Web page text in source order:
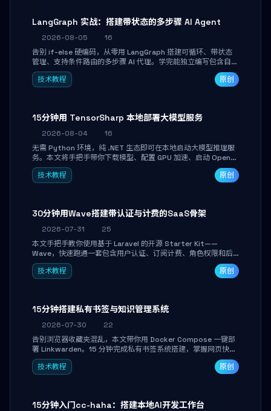
LangGraph 实战：搭建带状态的多步骤 AI Agent
2026-08-05
16
告别 if-else 硬编码，从零用 LangGraph 搭建可循环、带状态
管理、支持条件路由的多步骤 AI 代理。学完能独立编写包含自动
决策、工具调用和持久化状态的复杂工作流，并避开递归溢出、
状态丢失等常见坑点。
技术教程 原创
15分钟用 TensorSharp 本地部署大模型服务
2026-08-04
16
无需 Python 环境，纯 .NET 生态即可在本地启动大模型推理服
务。本文将手把手带你下载模型、配置 GPU 加速、启动 OpenAI
兼容 API，并在 C# 业务代码中无缝调用。数据不出网，零门槛
搞定本地 LLM 部署。
技术教程 原创
30分钟用Wave搭建带认证与计费的SaaS骨架
2026-07-31
25
本文手把手教你使用基于 Laravel 的开源 Starter Kit——
Wave，快速跑通一套包含用户认证、订阅计费、角色权限和后
台管理的完整 SaaS 骨架。附带 Stripe 测试支付对接与自定义
业务页面开发实战，助你省去重复基建时间，将精力聚焦于核心
技术教程 原创
15分钟搭建私有书签与知识管理系统
2026-07-30
22
告别浏览器收藏夹混乱，本文带你用 Docker Compose 一键部
署 Linkwarden。15 分钟完成私有书签系统搭建，掌握网页快照
归档、高亮批注、分类管理与全文搜索。适合开发者与知识工作
者打造个人知识库，资料统一归档，随时检索。
技术教程 原创
15分钟入门cc-haha：搭建本地AI开发工作台